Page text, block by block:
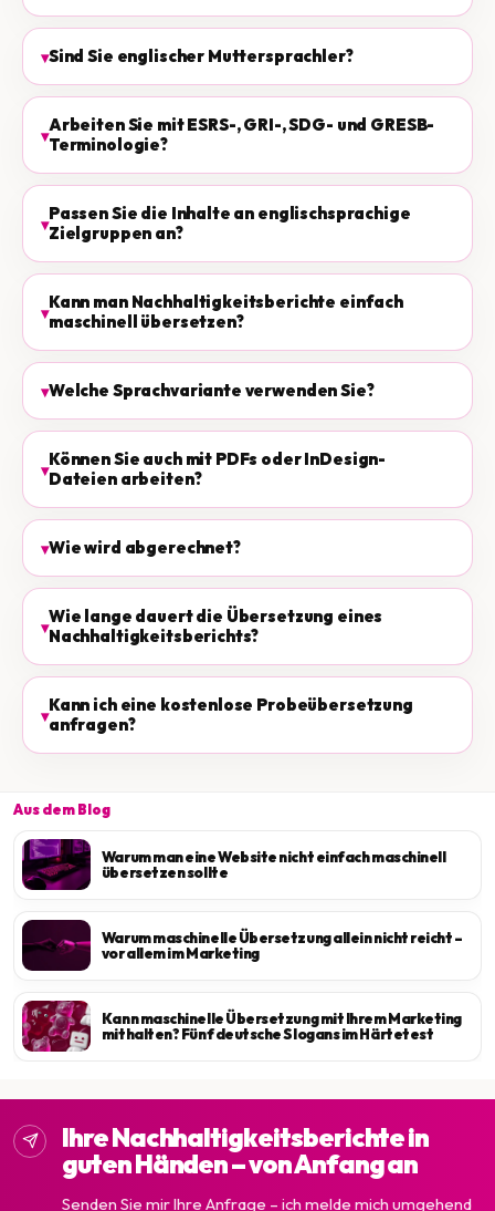
Sind Sie englischer Muttersprachler?
Arbeiten Sie mit ESRS-, GRI-, SDG- und GRESB-
Terminologie?
Passen Sie die Inhalte an englischsprachige
Zielgruppen an?
Kann man Nachhaltigkeitsberichte einfach
maschinell übersetzen?
Welche Sprachvariante verwenden Sie?
Können Sie auch mit PDFs oder InDesign-
Dateien arbeiten?
Wie wird abgerechnet?
Wie lange dauert die Übersetzung eines
Nachhaltigkeitsberichts?
Kann ich eine kostenlose Probeübersetzung
anfragen?
Aus dem Blog
Warum man eine Website nicht einfach maschinell
übersetzen sollte
Warum maschinelle Übersetzung allein nicht reicht –
vor allem im Marketing
Kann maschinelle Übersetzung mit Ihrem Marketing
mithalten? Fünf deutsche Slogans im Härtetest
Ihre Nachhaltigkeitsberichte in
guten Händen – von Anfang an
Senden Sie mir Ihre Anfrage – ich melde mich umgehend